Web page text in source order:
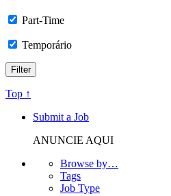
Part-Time
Temporário
Top ↑
Submit a Job
ANUNCIE AQUI
Browse by…
Tags
Job Type